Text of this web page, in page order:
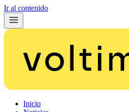
Ir al contenido
Inicio